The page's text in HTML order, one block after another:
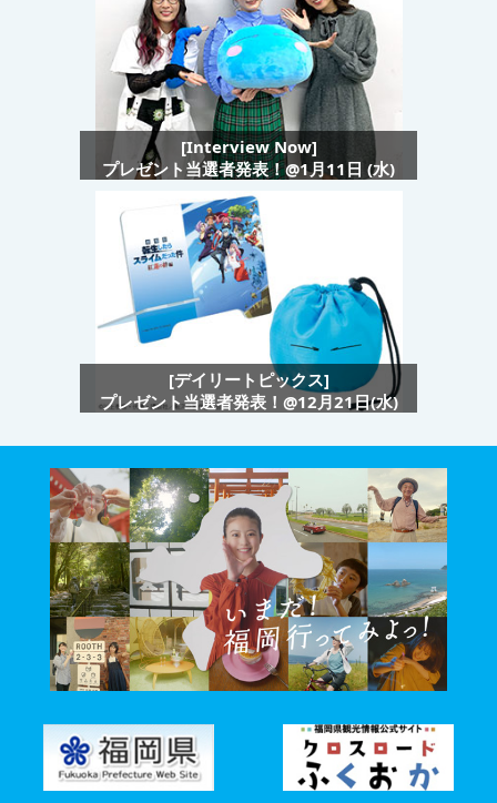
[Interview Now]
プレゼント当選者発表！@1月11日 (水)
[デイリートピックス]
プレゼント当選者発表！@12月21日(水)